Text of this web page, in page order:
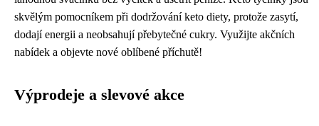
skvělým pomocníkem při dodržování keto diety, protože zasytí,
dodají energii a neobsahují přebytečné cukry. Využijte akčních
nabídek a objevte nové oblíbené příchutě!
Výprodeje a slevové akce